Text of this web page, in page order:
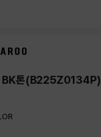
BK톤(B225Z0134P)